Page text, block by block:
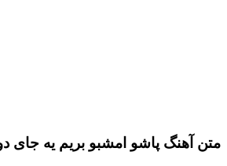
متن آهنگ پاشو امشبو بریم یه جای